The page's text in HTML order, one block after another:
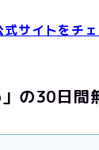
サイトをチ
の30日間